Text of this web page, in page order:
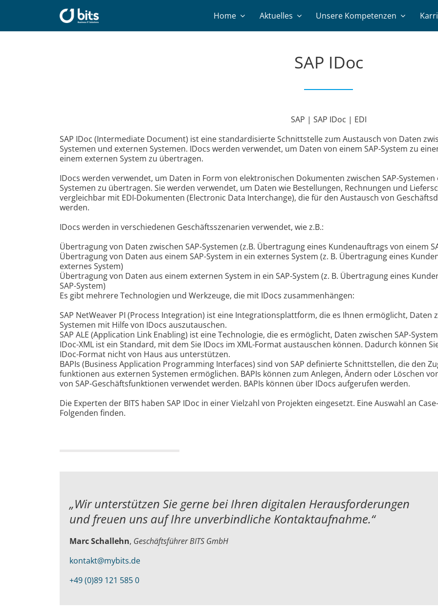
Home Aktuelles Unsere Kompetenzen
SAP IDoc
SAP | SAP IDoc | EDI
SAP IDoc (Intermediate Document) ist eine standardisierte Schnittstelle zum Austausch von Daten
Systemen und externen Systemen. IDocs werden verwendet, um Daten von einem SAP-System zu
einem externen System zu übertragen.
IDocs werden verwendet, um Daten in Form von elektronischen Dokumenten zwischen SAP-
Systemen zu übertragen. Sie werden verwendet, um Daten wie Bestellungen, Rechnungen und
vergleichbar mit EDI-Dokumenten (Electronic Data Interchange), die für den Austausch von
werden.
IDocs werden in verschiedenen Geschäftsszenarien verwendet, wie z.B.:
Übertragung von Daten zwischen SAP-Systemen (z.B. Übertragung eines Kundenauftrags von einem
Übertragung von Daten aus einem SAP-System in ein externes System (z. B. Übertragung eines
externes System)
Übertragung von Daten aus einem externen System in ein SAP-System (z. B. Übertragung eines
SAP-System)
Es gibt mehrere Technologien und Werkzeuge, die mit IDocs zusammenhängen:
SAP NetWeaver PI (Process Integration) ist eine Integrationsplattform, die es Ihnen ermöglicht, Daten
Systemen mit Hilfe von IDocs auszutauschen.
SAP ALE (Application Link Enabling) ist eine Technologie, die es ermöglicht, Daten zwischen SAP-
IDoc-XML ist ein Standard, mit dem Sie IDocs im XML-Format austauschen können. Dadurch können
IDoc-Format nicht von Haus aus unterstützen.
BAPIs (Business Application Programming Interfaces) sind von SAP definierte Schnittstellen, die den
funktionen aus externen Systemen ermöglichen. BAPIs können zum Anlegen, Ändern oder Löschen
von SAP-Geschäftsfunktionen verwendet werden. BAPIs können über IDocs aufgerufen werden.
Die Experten der BITS haben SAP IDoc in einer Vielzahl von Projekten eingesetzt. Eine Auswahl an
Folgenden finden.
„Wir unterstützen Sie gerne bei Ihren digitalen Herausforderungen
undfreuen uns auf Ihre unverbindliche Kontaktaufnahme.“
Marc Schallehn, Geschäftsführer BITS GmbH
kontakt@mybits.de
+49 (0)89 121 585 0